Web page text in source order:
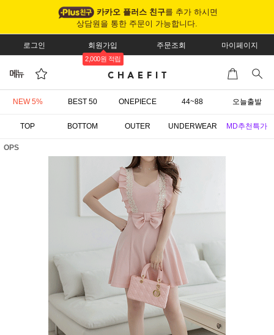
카카오 플러스 친구를 추가 하시면
상담원을 통한 주문이 가능합니다.
로그인 회원가입
2,000원 적립
주문조회 마이페이지
NEW 5% BEST 50 ONEPIECE 44~88 오늘출발
TOP BOTTOM OUTER UNDERWEAR MD추천특가
OPS